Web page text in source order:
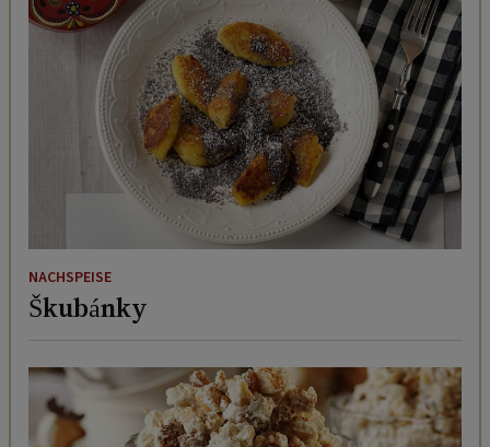
NACHSPEISE
Škubánky